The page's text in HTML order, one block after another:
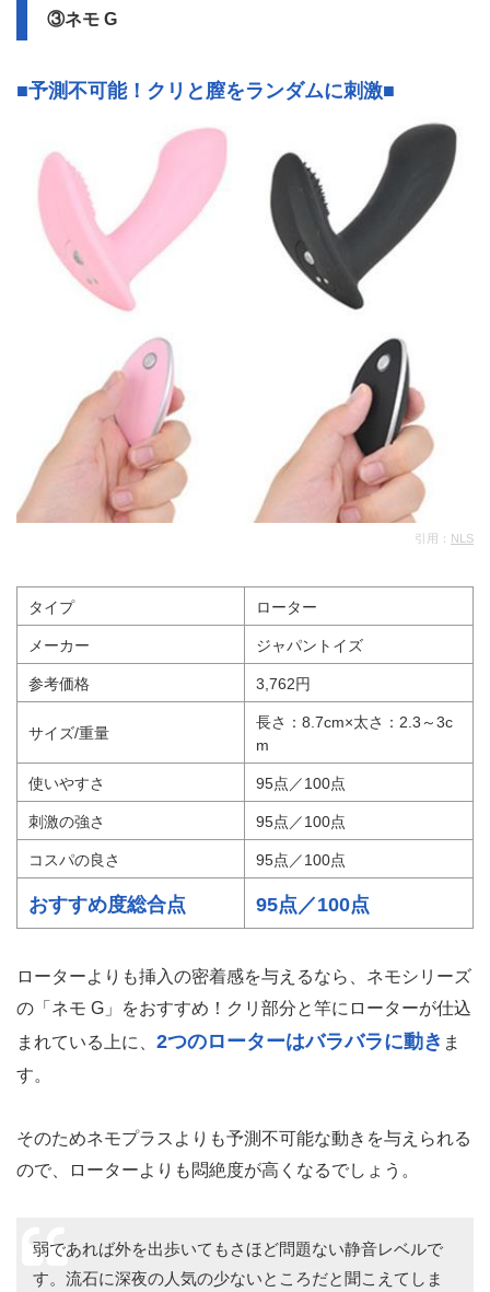
③ネモ G
■予測不可能！クリと膣をランダムに刺激■
引用： NLS
タイプ ローター
メーカー ジャパントイズ
参考価格 3,762円
サイズ/重量
長さ：8.7cm×太さ：2.3～3c
m
使いやすさ 95点／100点
刺激の強さ 95点／100点
コスパの良さ 95点／100点
おすすめ度総合点 95点／100点
ローターよりも挿入の密着感を与えるなら、ネモシリーズ
の「ネモ G」をおすすめ！クリ部分と竿にローターが仕込
まれている上に、 2つのローターはバラバラに動き ま
す。
そのためネモプラスよりも予測不可能な動きを与えられる
ので、ローターよりも悶絶度が高くなるでしょう。
弱であれば外を出歩いてもさほど問題ない静音レベルで
す。流石に深夜の人気の少ないところだと聞こえてしま